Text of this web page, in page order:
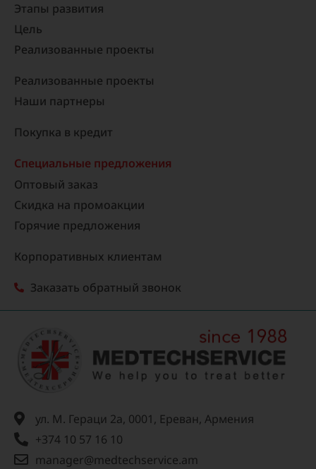
Этапы развития
Цель
Реализованные проекты​
Реализованные проекты
Наши партнеры
Покупка в кредит
Специальные предложения
Оптовый заказ
Скидка на промоакции
Горячие предложения
Корпоративных клиентам
Заказать обратный звонок
ул. М. Гераци 2а, 0001, Ереван, Армения
+374 10 57 16 10
manager@medtechservice.am